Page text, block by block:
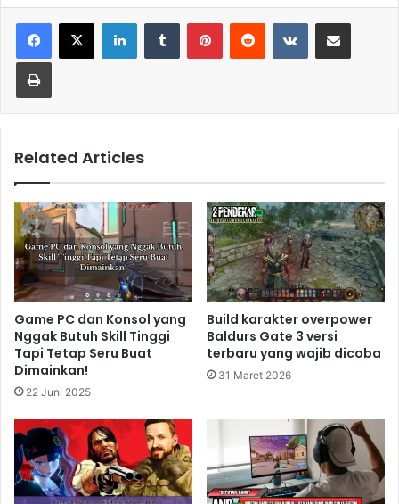
Related Articles
Game PC dan Konsol yang
Nggak Butuh Skill Tinggi
Tapi Tetap Seru Buat
Dimainkan!
22 Juni 2025
Build karakter overpower
Baldurs Gate 3 versi
terbaru yang wajib dicoba
31 Maret 2026